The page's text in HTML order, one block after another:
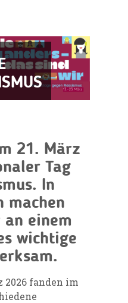
21. März
Tag
In
machen
einem
wichtige
2026 fanden im